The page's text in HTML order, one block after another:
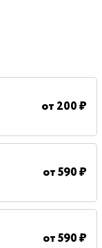
от 200 ₽
от590 ₽
от590 ₽